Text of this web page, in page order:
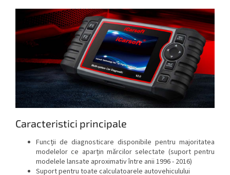
Caracteristici principale
Funcții de diagnosticare disponibile pentru majoritatea
modelelor ce aparțin mărcilor selectate (suport pentru
modelele lansate aproximativ între anii 1996 - 2016)
Suport pentru toate calculatoarele autovehiculului